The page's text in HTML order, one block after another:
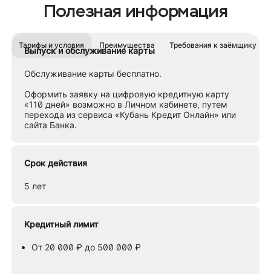
Полезная информация
Тарифы и условия Преимущества Требования к заёмщику
Выпуск и обслуживание карты
Обслуживание карты бесплатно.
Оформить заявку на цифровую кредитную карту
«110 дней» возможно в Личном кабинете, путем
перехода из сервиса «Кубань Кредит Онлайн» или
сайта Банка.
Срок действия
5 лет
Кредитный лимит
От 20 000 ₽ до 500 000 ₽